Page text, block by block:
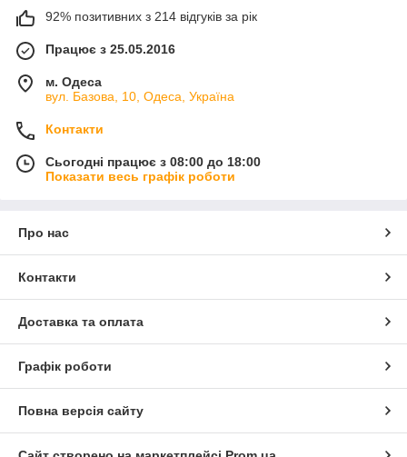
92% позитивних з 214 відгуків за рік
Працює з 25.05.2016
м. Одеса
вул. Базова, 10, Одеса, Україна
Контакти
Сьогодні працює з 08:00 до 18:00
Показати весь графік роботи
Про нас
Контакти
Доставка та оплата
Графік роботи
Повна версія сайту